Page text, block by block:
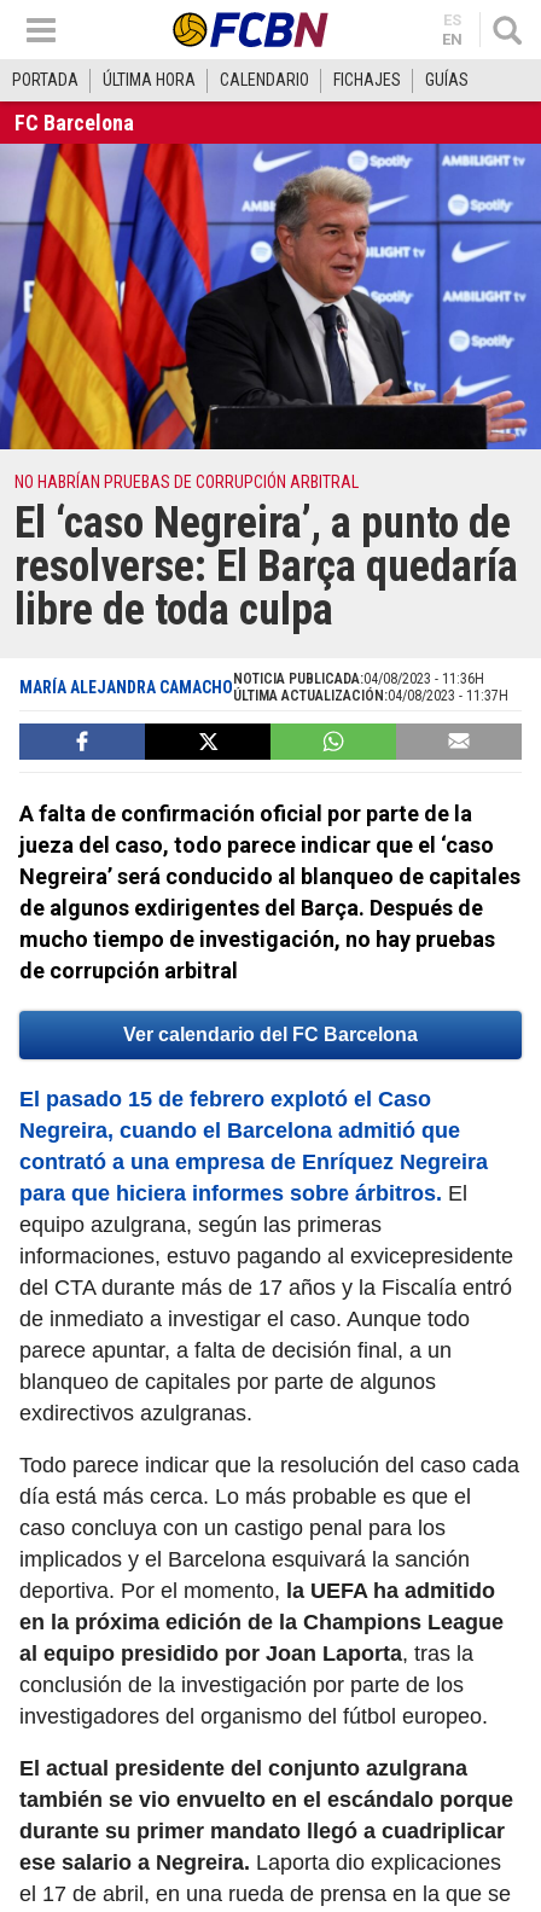
ES
EN
PORTADA ÚLTIMA HORA CALENDARIO FICHAJES GUÍAS
FC Barcelona
NO HABRÍAN PRUEBAS DE CORRUPCIÓN ARBITRAL
El ‘caso Negreira’, a punto de
resolverse: El Barça quedaría
libre de toda culpa
MARÍA ALEJANDRA CAMACHO NOTICIA PUBLICADA:04/08/2023 - 11:36H
ÚLTIMA ACTUALIZACIÓN:04/08/2023 - 11:37H
A falta de confirmación oficial por parte de la
jueza del caso, todo parece indicar que el ‘caso
Negreira’ será conducido al blanqueo de capitales
de algunos exdirigentes del Barça. Después de
mucho tiempo de investigación, no hay pruebas
de corrupción arbitral
Ver calendario del FC Barcelona
El pasado 15 de febrero explotó el Caso
Negreira, cuando el Barcelona admitió que
contrató a una empresa de Enríquez Negreira
para que hiciera informes sobre árbitros. El
equipo azulgrana, según las primeras
informaciones, estuvo pagando al exvicepresidente
del CTA durante más de 17 años y la Fiscalía entró
de inmediato a investigar el caso. Aunque todo
parece apuntar, a falta de decisión final, a un
blanqueo de capitales por parte de algunos
exdirectivos azulgranas.
Todo parece indicar que la resolución del caso cada
día está más cerca. Lo más probable es que el
caso concluya con un castigo penal para los
implicados y el Barcelona esquivará la sanción
deportiva. Por el momento, la UEFA ha admitido
en la próxima edición de la Champions League
al equipo presidido por Joan Laporta, tras la
conclusión de la investigación por parte de los
investigadores del organismo del fútbol europeo.
El actual presidente del conjunto azulgrana
también se vio envuelto en el escándalo porque
durante su primer mandato llegó a cuadriplicar
ese salario a Negreira. Laporta dio explicaciones
el 17 de abril, en una rueda de prensa en la que se